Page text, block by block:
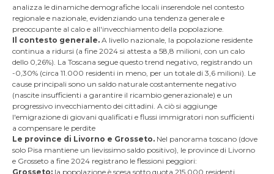
analizza le dinamiche demografiche locali inserendole nel contesto
regionale e nazionale, evidenziando una tendenza generale e
preoccupante al calo e all'invecchiamento della popolazione.
Il contesto generale. A livello nazionale, la popolazione residente
continua a ridursi (a fine 2024 si attesta a 58,8 milioni, con un calo
dello 0,26%). La Toscana segue questo trend negativo, registrando un
-0,30% (circa 11.000 residenti in meno, per un totale di 3,6 milioni). Le
cause principali sono un saldo naturale costantemente negativo
(nascite insufficienti a garantire il ricambio generazionale) e un
progressivo invecchiamento dei cittadini. A ciò si aggiunge
l'emigrazione di giovani qualificati e flussi immigratori non sufficienti
a compensare le perdite
Le province di Livorno e Grosseto. Nel panorama toscano (dove
solo Pisa mantiene un lievissimo saldo positivo), le province di Livorno
e Grosseto a fine 2024 registrano le flessioni peggiori:
Grosseto: la popolazione è scesa sotto quota 215.000 residenti,